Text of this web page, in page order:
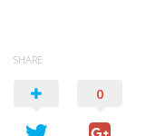
SHARE
0